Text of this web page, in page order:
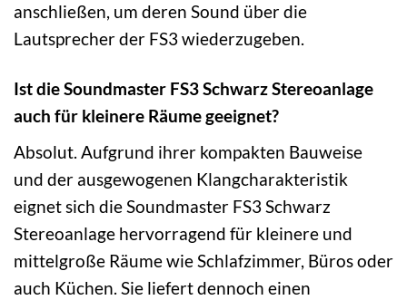
anschließen, um deren Sound über die
Lautsprecher der FS3 wiederzugeben.
Ist die Soundmaster FS3 Schwarz Stereoanlage
auch für kleinere Räume geeignet?
Absolut. Aufgrund ihrer kompakten Bauweise
und der ausgewogenen Klangcharakteristik
eignet sich die Soundmaster FS3 Schwarz
Stereoanlage hervorragend für kleinere und
mittelgroße Räume wie Schlafzimmer, Büros oder
auch Küchen. Sie liefert dennoch einen